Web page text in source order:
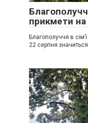
прикмети
Благополуччя в
22 серпня